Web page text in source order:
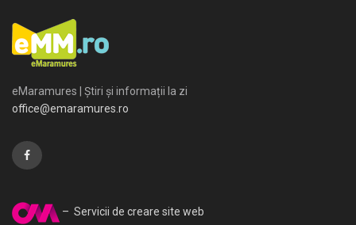
eMaramures | Știri și informații la zi
office@emaramures.ro
– Servicii de creare site web